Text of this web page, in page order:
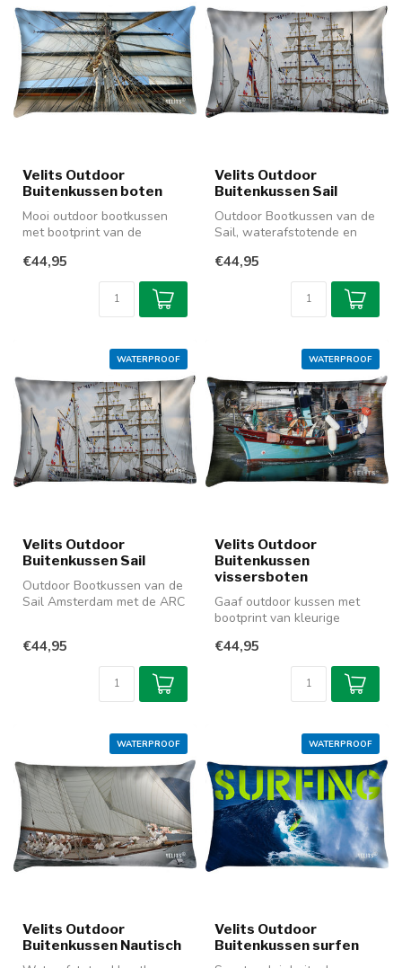
Velits Outdoor
Buitenkussen boten
Mooi outdoor bootkussen
met bootprint van de
Amsterdam. Deze...
€44,95
Velits Outdoor
Buitenkussen Sail
Outdoor Bootkussen van de
Sail, waterafstotende en
gebruiken....
€44,95
WATERPROOF
Velits Outdoor
Buitenkussen Sail
Outdoor Bootkussen van de
Sail Amsterdam met de ARC
€44,95
WATERPROOF
Velits Outdoor
Buitenkussen
vissersboten
Gaaf outdoor kussen met
bootprint van kleurige
leu...
€44,95
WATERPROOF
Velits Outdoor
Buitenkussen Nautisch
WATERPROOF
Velits Outdoor
Buitenkussen surfen